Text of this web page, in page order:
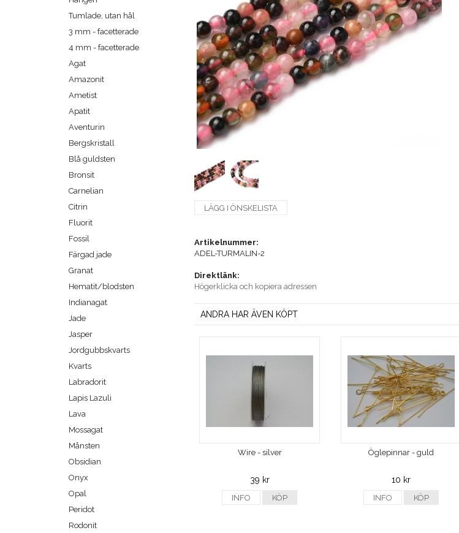
Tumlade, utan hål
3 mm - facetterade
4 mm - facetterade
Agat
Amazonit
Ametist
Apatit
Aventurin
Bergskristall
Blå guldsten
Bronsit
Carnelian
Citrin
Fluorit
Fossil
Färgad jade
Granat
Hematit/blodsten
Indianagat
Jade
Jasper
Jordgubbskvarts
Kvarts
Labradorit
Lapis Lazuli
Lava
Mossagat
Månsten
Obsidian
Onyx
Opal
Peridot
Rodonit
LÄGG I ÖNSKELISTA
Artikelnummer:
ADEL-TURMALIN-2
Direktlänk:
Högerklicka och kopiera adressen
ANDRA HAR ÄVEN KÖPT
Wire - silver
39 kr
INFO KÖP
Öglepinnar - guld
10 kr
INFO KÖP